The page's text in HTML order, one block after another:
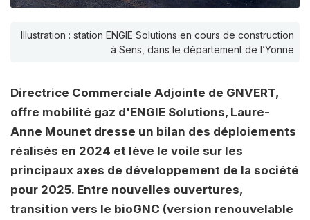
Illustration : station ENGIE Solutions en cours de construction
à Sens, dans le département de l’Yonne
Directrice Commerciale Adjointe de GNVERT,
offre mobilité gaz d'ENGIE Solutions, Laure-
Anne Mounet dresse un bilan des déploiements
réalisés en 2024 et lève le voile sur les
principaux axes de développement de la société
pour 2025. Entre nouvelles ouvertures,
transition vers le bioGNC (version renouvelable